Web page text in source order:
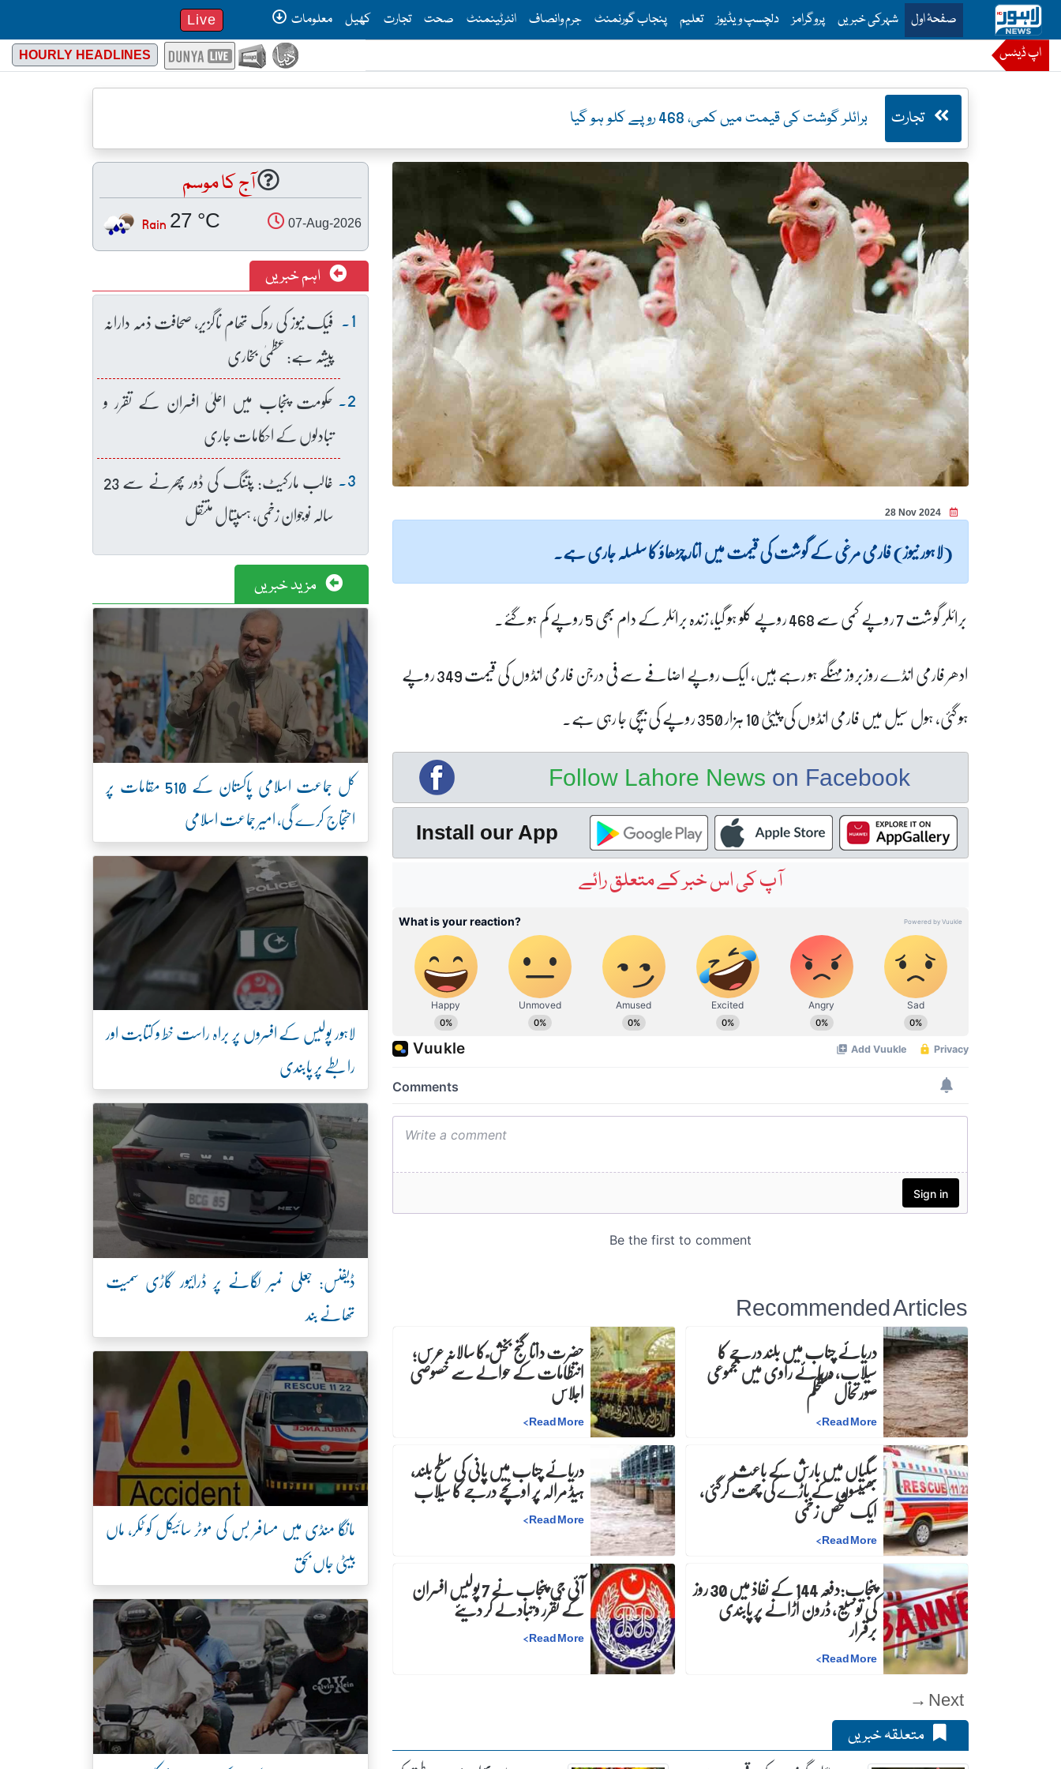
صفحۂ اولThis is the main menu for Lahore News
شہرکی خبریں پروگرامز دلچسپ ویڈیوز تعلیم پنجاب گورنمنٹ جرم وانصاف انٹرٹینمنٹ صحت تجارت کھیل معلومات Live
اپ ڈیٹس HOURLY HEADLINES
تجارت برائلر گوشت کی قیمت میں کمی، 468 روپے کلو ہو گیا
28 Nov 2024
(لاہور نیوز) فارمی مرغی کے گوشت کی قیمت میں اتار چڑھاؤ کا سلسلہ جاری ہے۔
برائلر گوشت 7 روپے کمی سے 468 روپے کلو ہو گیا، زندہ برائلر کے دام بھی 5 روپے کم ہو گئے۔
ادھر فارمی انڈے روزبروز مہنگے ہو رہے ہیں، ایک روپے اضافے سے فی درجن فارمی انڈوں کی قیمت 349 روپے
ہو گئی، ہول سیل میں فارمی انڈوں کی پیٹی 10 ہزار 350 روپے کی بیچی جا رہی ہے۔
Follow Lahore News on Facebook
Install our App
آپ کی اس خبر کے متعلق رائے
Recommended Articles
دریائے چناب میں بلند درجے کا
سیلاب، دریائے راوی میں مجموعی
صورتحال مستحکم
Read More
>
حضرت داتا گنج بخش ؒ کا سالانہ عرس;
انتظامات کے حوالے سے خصوصی
اجلاس
Read More
>
سگیاں میں بارش کے باعث
بھینسوں کے باڑے کی چھت گرگئی،
ایک شخص زخمی
Read More
>
دریائے چناب میں پانی کی سطح بلند،
ہیڈ مرالہ پر اونچے درجے کا سیلاب
Read More
>
پنجاب:دفعہ 144 کے نفاذ میں 30 روز کی توسیع، ڈرون اُڑانے پر پابندی
برقرار
Read More
>
آئی جی پنجاب نے 7 پولیس افسرانکے تقرر و تبادلے کر دیئے
Read More
>
Next →
متعلقہ خبریں
آج کا موسم
07-Aug-2026
27 °C
Rain
اہم خبریں
فیک نیوز کی روک تھام ناگزیر، صحافت ذمہ دارانہ
پیشہ ہے: عظمیٰ بخاری
حکومت پنجاب میں اعلیٰ افسران کے تقرر و
تبادلوں کے احکامات جاری
غالب مارکیٹ: پتنگ کی ڈور پھرنے سے 23
سالہ نوجوان زخمی، ہسپتال منتقل
مزید خبریں
کل جماعت اسلامی پاکستان کے 510 مقامات پر
احتجاج کرے گی، امیر جماعت اسلامی
لاہور پولیس کے افسروں پر براہ راست خط و کتابت اور
رابطے پر پابندی
ڈیفنس: جعلی نمبر لگانے پر ڈرائیور گاڑی سمیت
تھانے بند
مانگا منڈی میں مسافر بس کی موٹر سائیکل کو ٹکر، ماں
بیٹی جاں بحق